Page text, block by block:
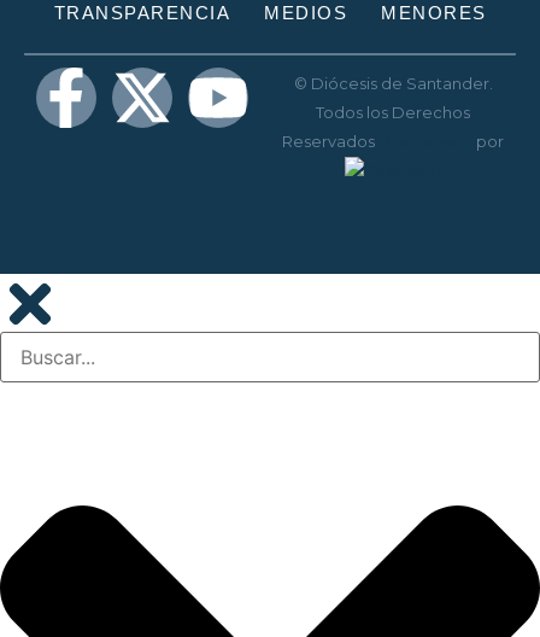
TRANSPARENCIA MEDIOS MENORES
© Diócesis de Santander.
Todos los Derechos
Reservados
por